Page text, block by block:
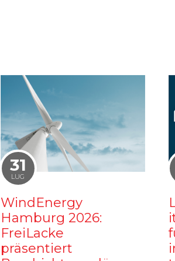
31
LUG
WindEnergy
Hamburg 2026:
FreiLacke
präsentiert